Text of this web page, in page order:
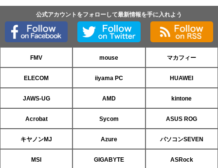
公式アカウントをフォローして最新情報を手に入れよう
FMV mouse マカフィー
ELECOM iiyama PC HUAWEI
JAWS-UG AMD kintone
Acrobat Sycom ASUS ROG
キヤノンMJ Azure パソコンSEVEN
MSI GIGABYTE ASRock